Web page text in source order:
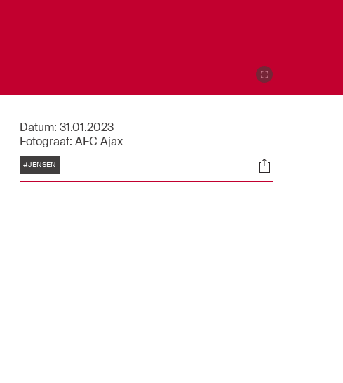
Datum: 31.01.2023
Fotograaf: AFC Ajax
Tags
#JENSEN Socials